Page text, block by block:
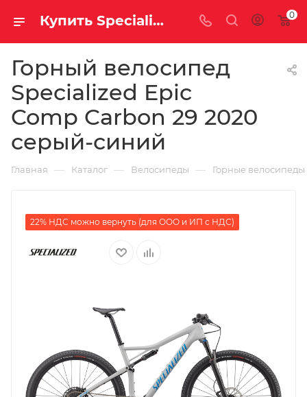
Купить Specialized Epic Comp Carbon 29 2020 серый-синий за рублей, а со скидкой 0
Горный велосипед
Specialized Epic
Comp Carbon 29 2020
серый-синий
Главная — Каталог — Велосипеды — Горные велосипеды
22% НДС можно вернуть (для ООО и ИП с НДС)